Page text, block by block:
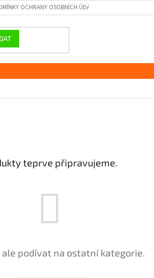
OCHRANY OSOBNÍCH ÚDAJŮ GDPR
teprve připravujeme.
ale podívat na ostatní kategorie.